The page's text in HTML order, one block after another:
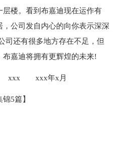
楼。看到布嘉迪现在运作有
公司发自内心的向你表示深深
司还有很多地方存在不足，但
嘉迪将拥有更辉煌的未来!
xxx xxx年x月
5篇】